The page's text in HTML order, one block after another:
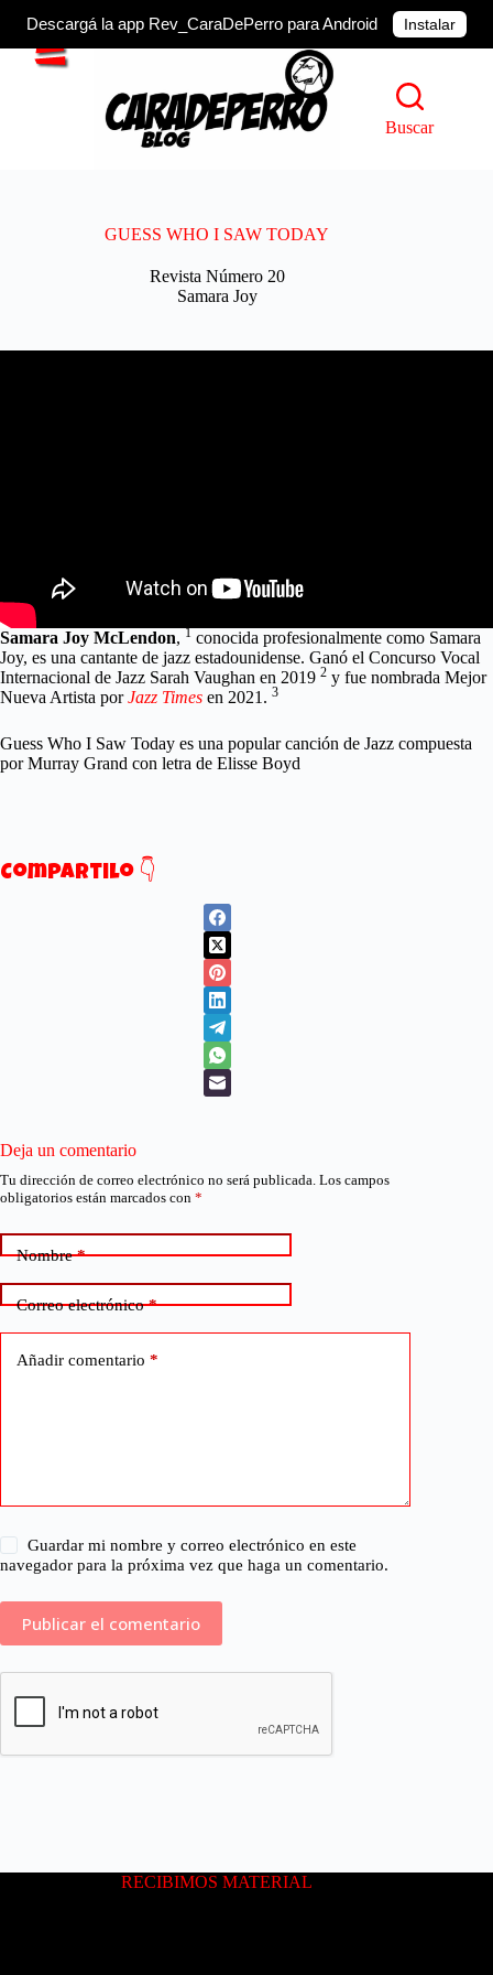
Descargá la app Rev_CaraDePerro para Android Instalar
Saltar
Buscar
GUESS WHO I SAW TODAY
Revista Número 20
Samara Joy
Samara Joy McLendon, 1 conocida profesionalmente como Samara
Joy, es una cantante de jazz estadounidense. Ganó el Concurso Vocal
Internacional de Jazz Sarah Vaughan en 2019 2 y fue nombrada Mejor
Nueva Artista porJazz Times en 2021. 3
Guess Who I Saw Today es una popular canción de Jazz compuesta
por Murray Grand con letra de Elisse Boyd
Compartilo 👇
Deja un comentario
Tu dirección de correo electrónico no será publicada. Los campos
obligatorios están marcados con *
Nombre*
Correo electrónico*
Añadir comentario *
Guardar mi nombre y correo electrónico en este
navegador para la próxima vez que haga un comentario.
RECIBIMOS MATERIAL